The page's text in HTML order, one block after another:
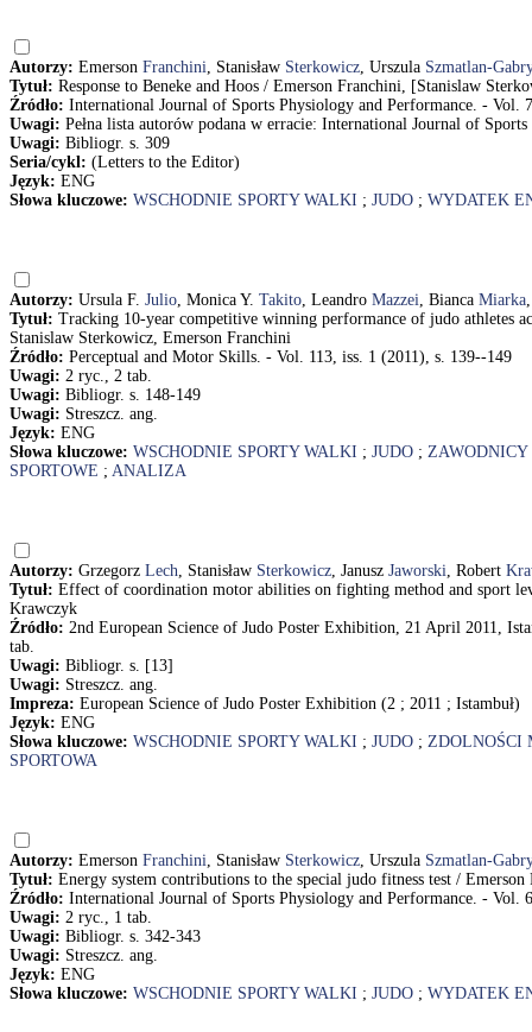
Autorzy: Emerson Franchini, Stanisław Sterkowicz, Urszula Szmatlan-
Tytuł: Response to Beneke and Hoos / Emerson Franchini, [Stanislaw
Źródło: International Journal of Sports Physiology and Performance. - Vol.
Uwagi: Pełna lista autorów podana w erracie: International Journal of
Uwagi: Bibliogr. s. 309
Seria/cykl: (Letters to the Editor)
Język: ENG
Słowa kluczowe: WSCHODNIE SPORTY WALKI ; JUDO ; WYDATEK
Autorzy: Ursula F. Julio, Monica Y. Takito, Leandro Mazzei, Bianca Miarka
Tytuł: Tracking 10-year competitive winning performance of judo athletes
Stanislaw Sterkowicz, Emerson Franchini
Źródło: Perceptual and Motor Skills. - Vol. 113, iss. 1 (2011), s. 139--149
Uwagi: 2 ryc., 2 tab.
Uwagi: Bibliogr. s. 148-149
Uwagi: Streszcz. ang.
Język: ENG
Słowa kluczowe: WSCHODNIE SPORTY WALKI ; JUDO ; ZAWODNICY
SPORTOWE ; ANALIZA
Autorzy: Grzegorz Lech, Stanisław Sterkowicz, Janusz Jaworski, Robert
Tytuł: Effect of coordination motor abilities on fighting method and sport
Krawczyk
Źródło: 2nd European Science of Judo Poster Exhibition, 21 April 2011,
tab.
Uwagi: Bibliogr. s. [13]
Uwagi: Streszcz. ang.
Impreza: European Science of Judo Poster Exhibition (2 ; 2011 ; Istambuł)
Język: ENG
Słowa kluczowe: WSCHODNIE SPORTY WALKI ; JUDO ; ZDOLNOŚCI
SPORTOWA
Autorzy: Emerson Franchini, Stanisław Sterkowicz, Urszula Szmatlan-
Tytuł: Energy system contributions to the special judo fitness test /
Źródło: International Journal of Sports Physiology and Performance. - Vol.
Uwagi: 2 ryc., 1 tab.
Uwagi: Bibliogr. s. 342-343
Uwagi: Streszcz. ang.
Język: ENG
Słowa kluczowe: WSCHODNIE SPORTY WALKI ; JUDO ; WYDATEK